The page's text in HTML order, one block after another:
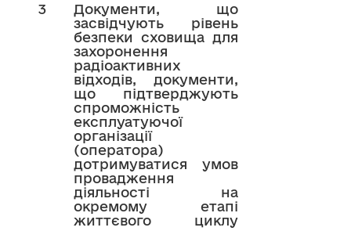
3
Документи, що
засвідчують рівень
безпеки сховища для
захоронення
радіоактивних
відходів, документи,
що підтверджують
спроможність
експлуатуючої
організації
(оператора)
дотримуватися умов
провадження
діяльності на
окремому етапі
життєвого циклу